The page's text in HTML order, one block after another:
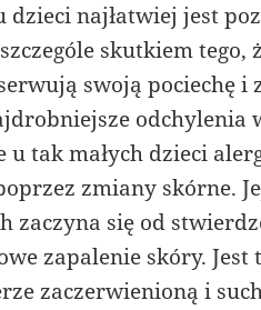
dzieci najłatwiej jest
skutkiem
swoją pociechę i
odchylenia
u tak małych dzieci
zmiany skórne.
zaczyna się od
zapalenie skóry.
zaczerwienioną i